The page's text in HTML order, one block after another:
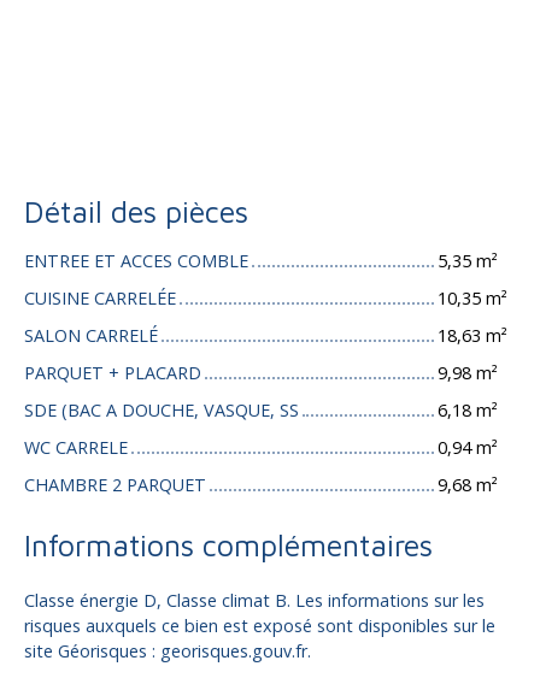
Détail des pièces
ENTREE ET ACCES COMBLE
5,35 m²
CUISINE CARRELÉE
10,35 m²
SALON CARRELÉ
18,63 m²
PARQUET + PLACARD
9,98 m²
SDE (BAC A DOUCHE, VASQUE, SS
6,18 m²
WC CARRELE
0,94 m²
CHAMBRE 2 PARQUET
9,68 m²
Informations complémentaires
Classe énergie D, Classe climat B. Les informations sur les
risques auxquels ce bien est exposé sont disponibles sur le
site Géorisques : georisques.gouv.fr.